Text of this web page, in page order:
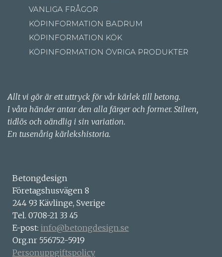
VANLIGA FRÅGOR
KÖPINFORMATION BADRUM
KÖPINFORMATION KÖK
KÖPINFORMATION ÖVRIGA PRODUKTER
Allt vi gör är ett uttryck för vår kärlek till betong.
I våra händer antar den alla färger och former. Stilren,
tidlös och oändlig i sin variation.
En tusenårig kärlekshistoria.
Betongdesign
Företagshusvägen 8
244 93 Kävlinge, Sverige
Tel. 0708-21 33 45
E-post: info@betongdesign.se
Org.nr 556752-5919
Personuppgiftspolicy